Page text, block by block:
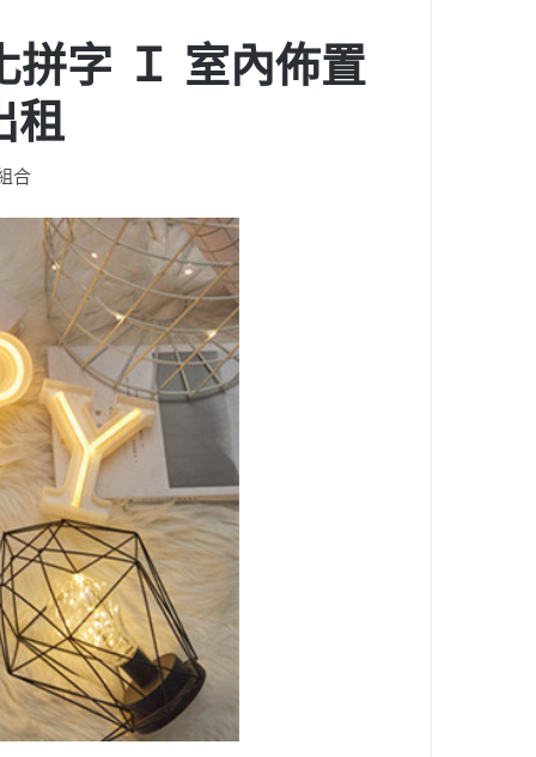
拼字 Ｉ 室內佈置
租
合